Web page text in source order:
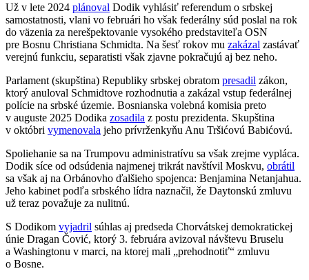
Už v lete 2024 plánoval Dodik vyhlásiť referendum o srbskej
samostatnosti, vlani vo februári ho však federálny súd poslal na rok
do väzenia za nerešpektovanie vysokého predstaviteľa OSN
pre Bosnu Christiana Schmidta. Na šesť rokov mu zakázal zastávať
verejnú funkciu, separatisti však zjavne pokračujú aj bez neho.
Parlament (skupština) Republiky srbskej obratom presadil zákon,
ktorý anuloval Schmidtove rozhodnutia a zakázal vstup federálnej
polície na srbské územie. Bosnianska volebná komisia preto
v auguste 2025 Dodika zosadila z postu prezidenta. Skupština
v októbri vymenovala jeho prívrženkyňu Anu Tršićovú Babićovú.
Spoliehanie sa na Trumpovu administratívu sa však zrejme vypláca.
Dodik síce od odsúdenia najmenej trikrát navštívil Moskvu, obrátil
sa však aj na Orbánovho ďalšieho spojenca: Benjamina Netanjahua.
Jeho kabinet podľa srbského lídra naznačil, že Daytonskú zmluvu
už teraz považuje za nulitnú.
S Dodikom vyjadril súhlas aj predseda Chorvátskej demokratickej
únie Dragan Čović, ktorý 3. februára avizoval návštevu Bruselu
a Washingtonu v marci, na ktorej mali „prehodnotiť“ zmluvu
o Bosne.